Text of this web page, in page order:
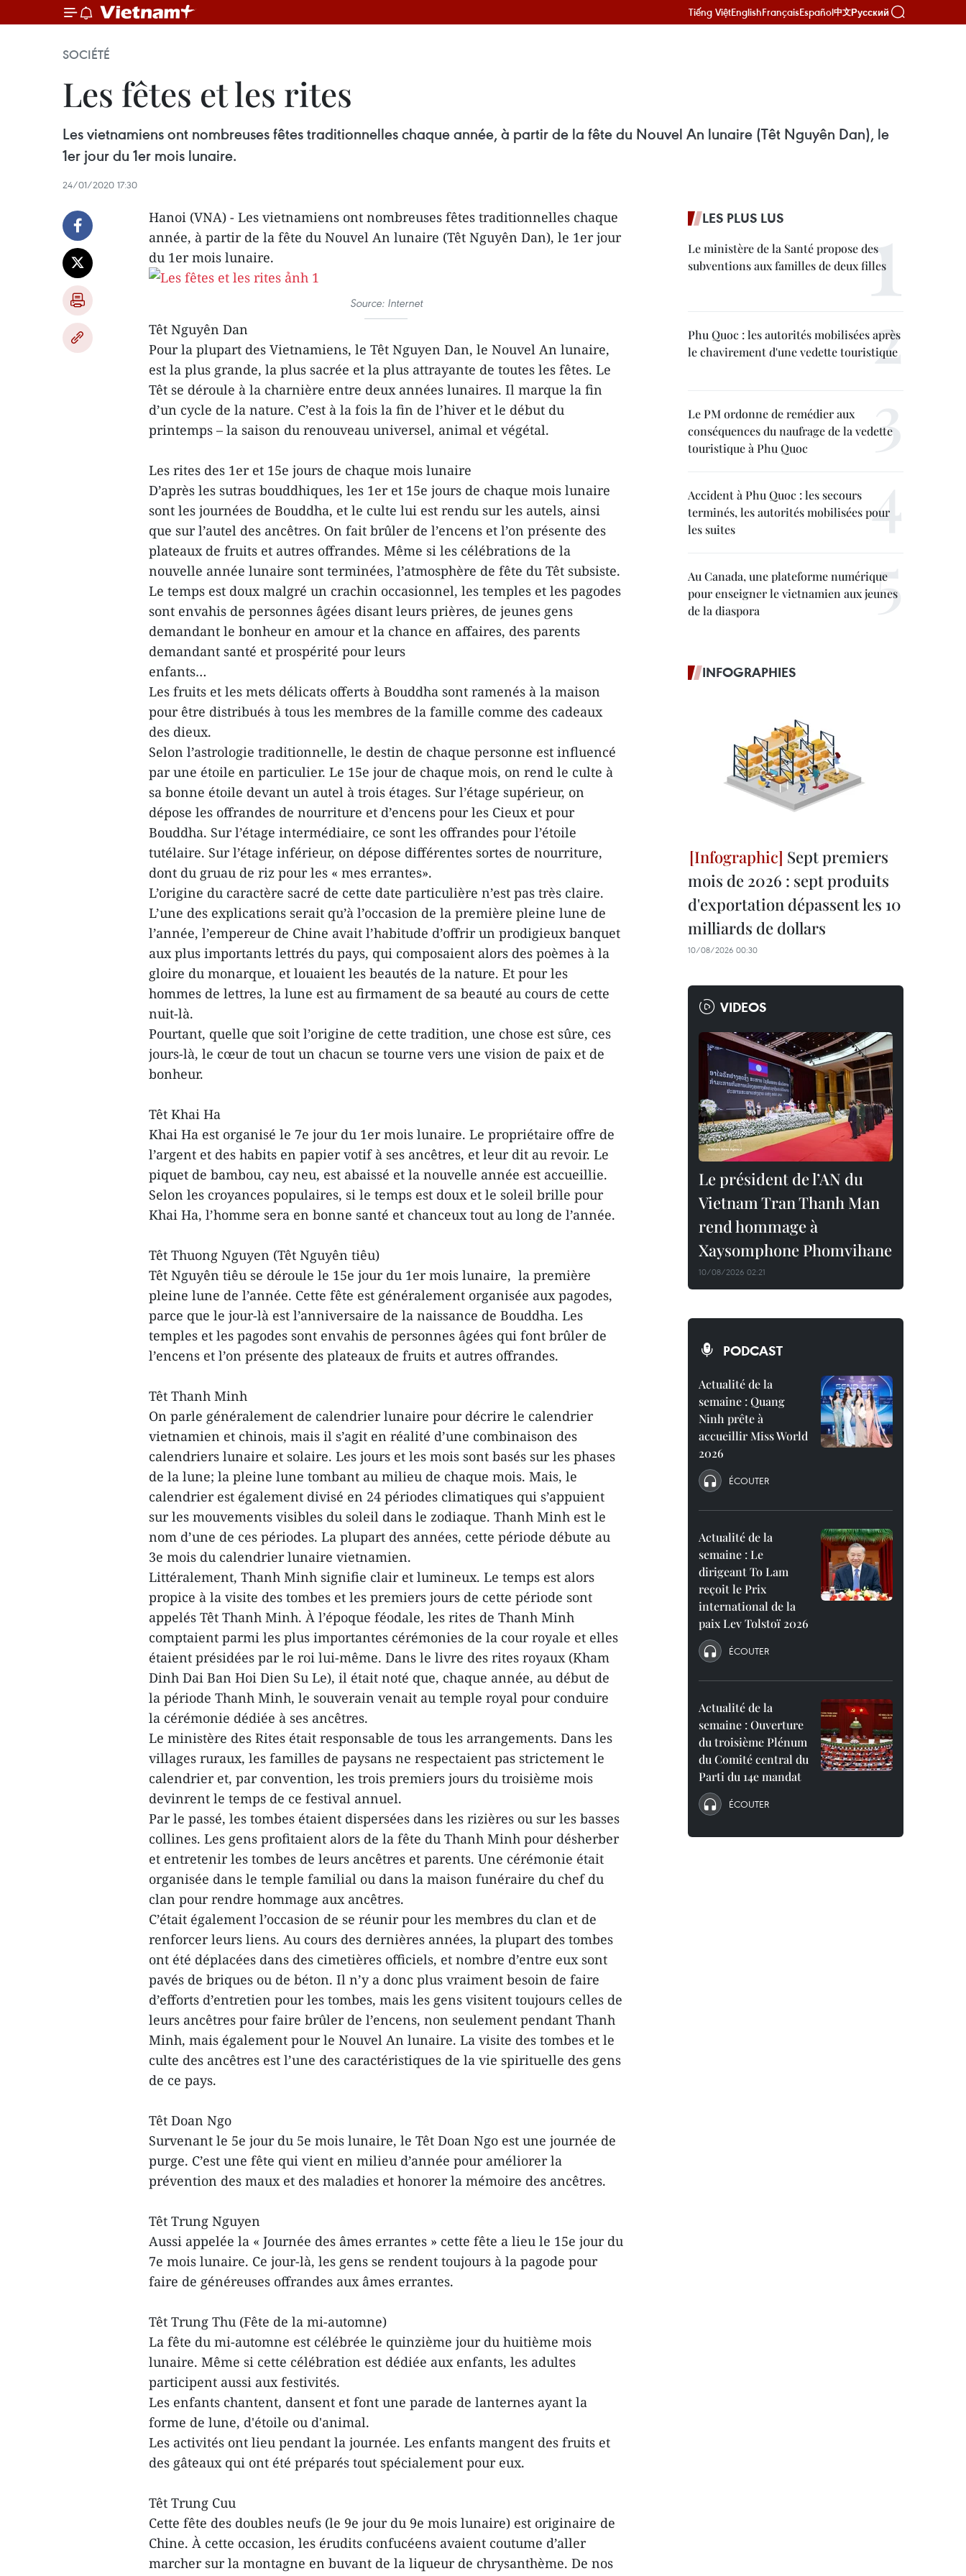
Tiếng ViệtEnglishFrançaisEspañol中文Русский
SOCIÉTÉ
Les fêtes et les rites
Les vietnamiens ont nombreuses fêtes traditionnelles chaque année, à partir de la fête du Nouvel An lunaire (Têt Nguyên Dan), le
1er jour du 1er mois lunaire.
24/01/2020 17:30
Hanoi (VNA) - Les vietnamiens ont nombreuses fêtes traditionnelles chaque
année, à partir de la fête du Nouvel An lunaire (Têt Nguyên Dan), le 1er jour
du 1er mois lunaire.
Source: Internet
Têt Nguyên Dan
Pour la plupart des Vietnamiens, le Têt Nguyen Dan, le Nouvel An lunaire,
est la plus grande, la plus sacrée et la plus attrayante de toutes les fêtes. Le
Têt se déroule à la charnière entre deux années lunaires. Il marque la fin
d’un cycle de la nature. C’est à la fois la fin de l’hiver et le début du
printemps – la saison du renouveau universel, animal et végétal.
Les rites des 1er et 15e jours de chaque mois lunaire
D’après les sutras bouddhiques, les 1er et 15e jours de chaque mois lunaire
sont les journées de Bouddha, et le culte lui est rendu sur les autels, ainsi
que sur l’autel des ancêtres. On fait brûler de l’encens et l’on présente des
plateaux de fruits et autres offrandes. Même si les célébrations de la
nouvelle année lunaire sont terminées, l’atmosphère de fête du Têt subsiste.
Le temps est doux malgré un crachin occasionnel, les temples et les pagodes
sont envahis de personnes âgées disant leurs prières, de jeunes gens
demandant le bonheur en amour et la chance en affaires, des parents
demandant santé et prospérité pour leurs
enfants…
Les fruits et les mets délicats offerts à Bouddha sont ramenés à la maison
pour être distribués à tous les membres de la famille comme des cadeaux
des dieux.
Selon l’astrologie traditionnelle, le destin de chaque personne est influencé
par une étoile en particulier. Le 15e jour de chaque mois, on rend le culte à
sa bonne étoile devant un autel à trois étages. Sur l’étage supérieur, on
dépose les offrandes de nourriture et d’encens pour les Cieux et pour
Bouddha. Sur l’étage intermédiaire, ce sont les offrandes pour l’étoile
tutélaire. Sur l’étage inférieur, on dépose différentes sortes de nourriture,
dont du gruau de riz pour les « mes errantes».
L’origine du caractère sacré de cette date particulière n’est pas très claire.
L’une des explications serait qu’à l’occasion de la première pleine lune de
l’année, l’empereur de Chine avait l’habitude d’offrir un prodigieux banquet
aux plus importants lettrés du pays, qui composaient alors des poèmes à la
gloire du monarque, et louaient les beautés de la nature. Et pour les
hommes de lettres, la lune est au firmament de sa beauté au cours de cette
nuit-là.
Pourtant, quelle que soit l’origine de cette tradition, une chose est sûre, ces
jours-là, le cœur de tout un chacun se tourne vers une vision de paix et de
bonheur.
Têt Khai Ha
Khai Ha est organisé le 7e jour du 1er mois lunaire. Le propriétaire offre de
l’argent et des habits en papier votif à ses ancêtres, et leur dit au revoir. Le
piquet de bambou, cay neu, est abaissé et la nouvelle année est accueillie.
Selon les croyances populaires, si le temps est doux et le soleil brille pour
Khai Ha, l’homme sera en bonne santé et chanceux tout au long de l’année.
Têt Thuong Nguyen (Têt Nguyên tiêu)
Têt Nguyên tiêu se déroule le 15e jour du 1er mois lunaire, la première
pleine lune de l’année. Cette fête est généralement organisée aux pagodes,
parce que le jour-là est l’anniversaire de la naissance de Bouddha. Les
temples et les pagodes sont envahis de personnes âgées qui font brûler de
l’encens et l’on présente des plateaux de fruits et autres offrandes.
Têt Thanh Minh
On parle généralement de calendrier lunaire pour décrire le calendrier
vietnamien et chinois, mais il s’agit en réalité d’une combinaison des
calendriers lunaire et solaire. Les jours et les mois sont basés sur les phases
de la lune; la pleine lune tombant au milieu de chaque mois. Mais, le
calendrier est également divisé en 24 périodes climatiques qui s’appuient
sur les mouvements visibles du soleil dans le zodiaque. Thanh Minh est le
nom d’une de ces périodes. La plupart des années, cette période débute au
3e mois du calendrier lunaire vietnamien.
Littéralement, Thanh Minh signifie clair et lumineux. Le temps est alors
propice à la visite des tombes et les premiers jours de cette période sont
appelés Têt Thanh Minh. À l’époque féodale, les rites de Thanh Minh
comptaient parmi les plus importantes cérémonies de la cour royale et elles
étaient présidées par le roi lui-même. Dans le livre des rites royaux (Kham
Dinh Dai Ban Hoi Dien Su Le), il était noté que, chaque année, au début de
la période Thanh Minh, le souverain venait au temple royal pour conduire
la cérémonie dédiée à ses ancêtres.
Le ministère des Rites était responsable de tous les arrangements. Dans les
villages ruraux, les familles de paysans ne respectaient pas strictement le
calendrier et, par convention, les trois premiers jours du troisième mois
devinrent le temps de ce festival annuel.
Par le passé, les tombes étaient dispersées dans les rizières ou sur les basses
collines. Les gens profitaient alors de la fête du Thanh Minh pour désherber
et entretenir les tombes de leurs ancêtres et parents. Une cérémonie était
organisée dans le temple familial ou dans la maison funéraire du chef du
clan pour rendre hommage aux ancêtres.
C’était également l’occasion de se réunir pour les membres du clan et de
renforcer leurs liens. Au cours des dernières années, la plupart des tombes
ont été déplacées dans des cimetières officiels, et nombre d’entre eux sont
pavés de briques ou de béton. Il n’y a donc plus vraiment besoin de faire
d’efforts d’entretien pour les tombes, mais les gens visitent toujours celles de
leurs ancêtres pour faire brûler de l’encens, non seulement pendant Thanh
Minh, mais également pour le Nouvel An lunaire. La visite des tombes et le
culte des ancêtres est l’une des caractéristiques de la vie spirituelle des gens
de ce pays.
Têt Doan Ngo
Survenant le 5e jour du 5e mois lunaire, le Têt Doan Ngo est une journée de
purge. C’est une fête qui vient en milieu d’année pour améliorer la
prévention des maux et des maladies et honorer la mémoire des ancêtres.
Têt Trung Nguyen
Aussi appelée la « Journée des âmes errantes » cette fête a lieu le 15e jour du
7e mois lunaire. Ce jour-là, les gens se rendent toujours à la pagode pour
faire de généreuses offrandes aux âmes errantes.
Têt Trung Thu (Fête de la mi-automne)
La fête du mi-automne est célébrée le quinzième jour du huitième mois
lunaire. Même si cette célébration est dédiée aux enfants, les adultes
participent aussi aux festivités.
Les enfants chantent, dansent et font une parade de lanternes ayant la
forme de lune, d'étoile ou d'animal.
Les activités ont lieu pendant la journée. Les enfants mangent des fruits et
des gâteaux qui ont été préparés tout spécialement pour eux.
Têt Trung Cuu
Cette fête des doubles neufs (le 9e jour du 9e mois lunaire) est originaire de
Chine. À cette occasion, les érudits confucéens avaient coutume d’aller
marcher sur la montagne en buvant de la liqueur de chrysanthème. De nos
LES PLUS LUS
Le ministère de la Santé propose des
subventions aux familles de deux filles
Phu Quoc : les autorités mobilisées après
le chavirement d'une vedette touristique
Le PM ordonne de remédier aux
conséquences du naufrage de la vedette
touristique à Phu Quoc
Accident à Phu Quoc : les secours
terminés, les autorités mobilisées pour
les suites
Au Canada, une plateforme numérique
pour enseigner le vietnamien aux jeunes
de la diaspora
INFOGRAPHIES
Sept premiers
mois de 2026 : sept produits
d'exportation dépassent les 10
milliards de dollars
10/08/2026 00:30
VIDEOS
Le président de l’AN du
Vietnam Tran Thanh Man
rend hommage à
Xaysomphone Phomvihane
10/08/2026 02:21
PODCAST
Actualité de la
semaine : Quang
Ninh prête à
accueillir Miss World
2026
ÉCOUTER
Actualité de la
semaine : Le
dirigeant To Lam
reçoit le Prix
international de la
paix Lev Tolstoï 2026
ÉCOUTER
Actualité de la
semaine : Ouverture
du troisième Plénum
du Comité central du
Parti du 14e mandat
ÉCOUTER